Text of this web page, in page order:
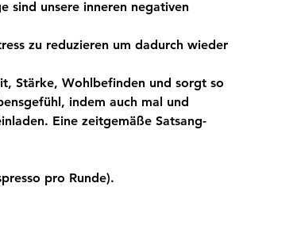
sind unsere inneren negativen
zu reduzieren um dadurch wieder
Stärke, Wohlbefinden und sorgt so
indem auch mal und
Eine zeitgemäße Satsang-
pro Runde).